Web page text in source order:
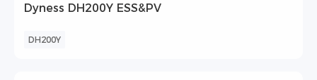
Dyness DH200Y ESS&PV
DH200Y